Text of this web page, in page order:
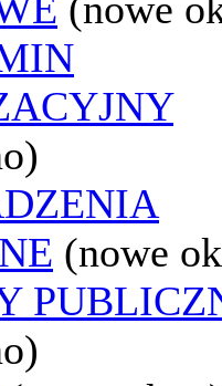
(nowe